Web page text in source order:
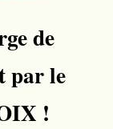
de
par le
!